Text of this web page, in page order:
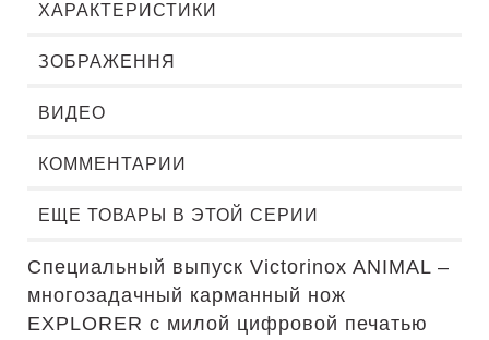
ХАРАКТЕРИСТИКИ
ЗОБРАЖЕННЯ
ВИДЕО
КОММЕНТАРИИ
ЕЩЕ ТОВАРЫ В ЭТОЙ СЕРИИ
Специальный выпуск Victorinox ANIMAL –
многозадачный карманный нож
EXPLORER с милой цифровой печатью